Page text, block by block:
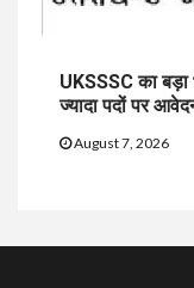
UKSSSC का
ज्यादा पदों पर
August 7, 2026